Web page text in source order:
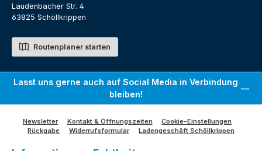
Laudenbacher Str. 4
63825 Schöllkrippen
Routenplaner starten
Lasst uns gerne auch auf Social Media in Verbindung
bleiben!
Newsletter Kontakt & Öffnungszeiten
Cookie-Einstellungen
Rückgabe
Widerrufsformular Ladengeschäft Schöllkrippen